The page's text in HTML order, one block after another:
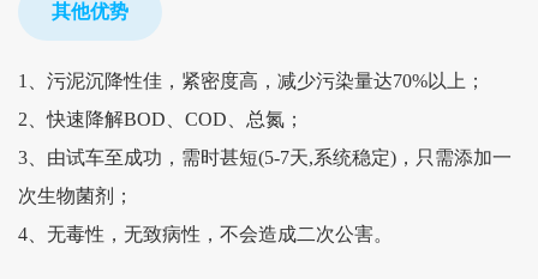
其他优势
1、污泥沉降性佳，紧密度高，减少污染量达70%以上；
2、快速降解BOD、COD、总氮；
3、由试车至成功，需时甚短(5-7天,系统稳定)，只需添加一
次生物菌剂；
4、无毒性，无致病性，不会造成二次公害。